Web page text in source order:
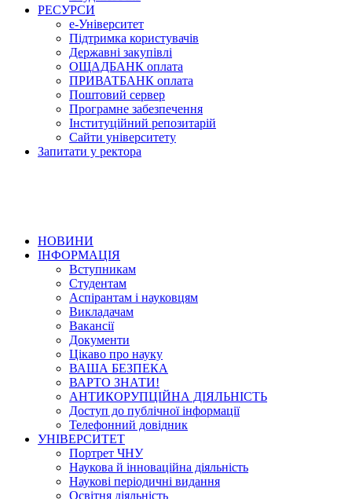
РЕСУРСИ
е-Університет
Підтримка користувачів
Державні закупівлі
ОЩАДБАНК оплата
ПРИВАТБАНК оплата
Поштовий сервер
Програмне забезпечення
Інституційний репозитарій
Сайти університету
Запитати у ректора
НОВИНИ
ІНФОРМАЦІЯ
Вступникам
Студентам
Аспірантам і науковцям
Викладачам
Вакансії
Документи
Цікаво про науку
ВАША БЕЗПЕКА
ВАРТО ЗНАТИ!
АНТИКОРУПЦІЙНА ДІЯЛЬНІСТЬ
Доступ до публічної інформації
Телефонний довідник
УНІВЕРСИТЕТ
Портрет ЧНУ
Наукова й інноваційна діяльність
Наукові періодичні видання
Освітня діяльність